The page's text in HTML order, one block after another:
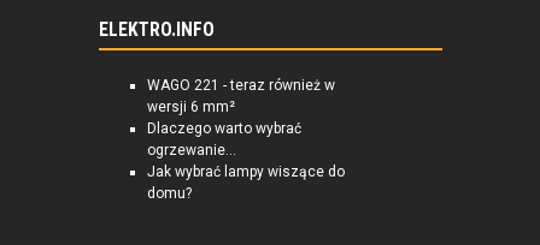
ELEKTRO.INFO
WAGO 221 - teraz również w
wersji 6 mm²
Dlaczego warto wybrać
ogrzewanie...
Jak wybrać lampy wiszące do
domu?